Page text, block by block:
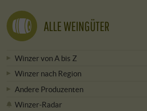
ALLE WEINGÜTER
Winzer von A bis Z
Winzer nach Region
Andere Produzenten
Winzer-Radar